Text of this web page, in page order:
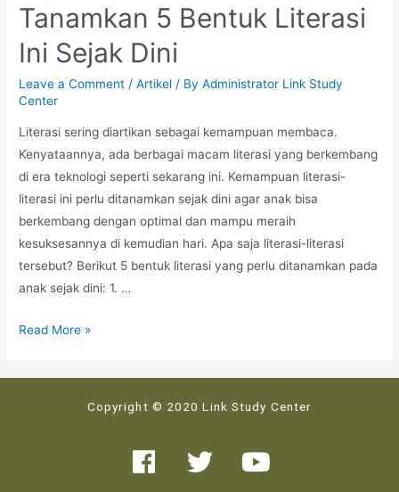
Tanamkan 5 Bentuk Literasi
Ini Sejak Dini
Leave a Comment /Artikel / ByAdministrator Link Study
Center
Literasi sering diartikan sebagai kemampuan membaca.
Kenyataannya, ada berbagai macam literasi yang berkembang
di era teknologi seperti sekarang ini. Kemampuan literasi-
literasi ini perlu ditanamkan sejak dini agar anak bisa
berkembang dengan optimal dan mampu meraih
kesuksesannya di kemudian hari. Apa saja literasi-literasi
tersebut? Berikut 5 bentuk literasi yang perlu ditanamkan pada
anak sejak dini: 1. …
Read More »
Copyright © 2020 Link Study Center